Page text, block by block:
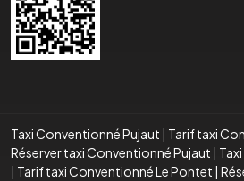
Taxi Conventionné Pujaut | Tarif taxi
Réserver taxi Conventionné Pujaut |
| Tarif taxi Conventionné Le Pontet |